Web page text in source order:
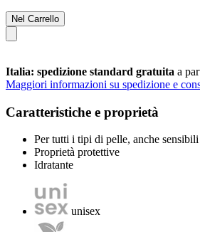
Nel Carrello
Italia: spedizione standard gratuita a
Maggiori informazioni su spedizione e
Caratteristiche e proprietà
Per tutti i tipi di pelle, anche sensibili
Proprietà protettive
Idratante
unisex